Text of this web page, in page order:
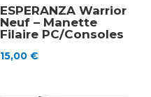
ESPERANZA Warrior
Neuf – Manette
Filaire PC/Consoles
15,00 €